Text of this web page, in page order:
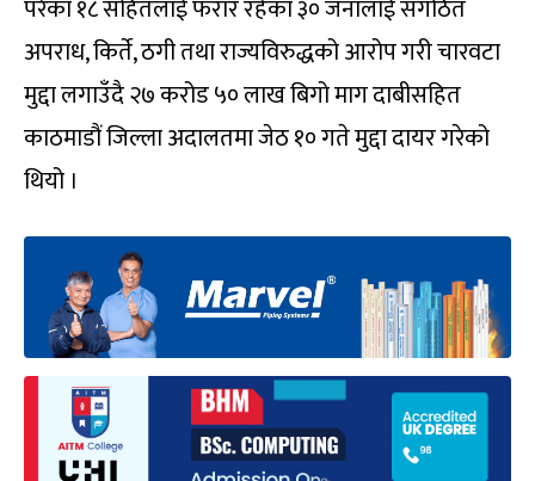
परेका १८ सहितलाई फरार रहेका ३० जनालाई संगठित
अपराध, किर्ते, ठगी तथा राज्यविरुद्धको आरोप गरी चारवटा
मुद्दा लगाउँदै २७ करोड ५० लाख बिगो माग दाबीसहित
काठमाडौं जिल्ला अदालतमा जेठ १० गते मुद्दा दायर गरेको
थियो ।